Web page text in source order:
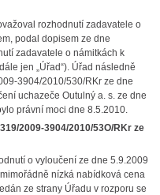
rozhodnutí zadavatele o
podal dopisem ze dne
zadavatele o námitkách k
jen „Úřad“). Úřad následně
3904/2010/530/RKr ze dne
uchazeče Outulný a. s. ze dne
právní moci dne 8.5.2010.
2009-3904/2010/53O/RKr ze
o vyloučení ze dne 5.9.2009
nízká nabídková cena
ze strany Úřadu v rozporu se